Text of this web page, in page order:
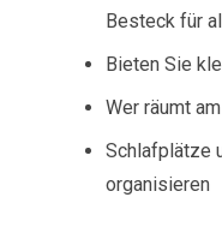
Besteck für
Bieten Sie
Wer räumt
Schlafplätze
organisieren